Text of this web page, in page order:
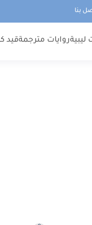
بنا
ليبيةروايات مترجمةقيد